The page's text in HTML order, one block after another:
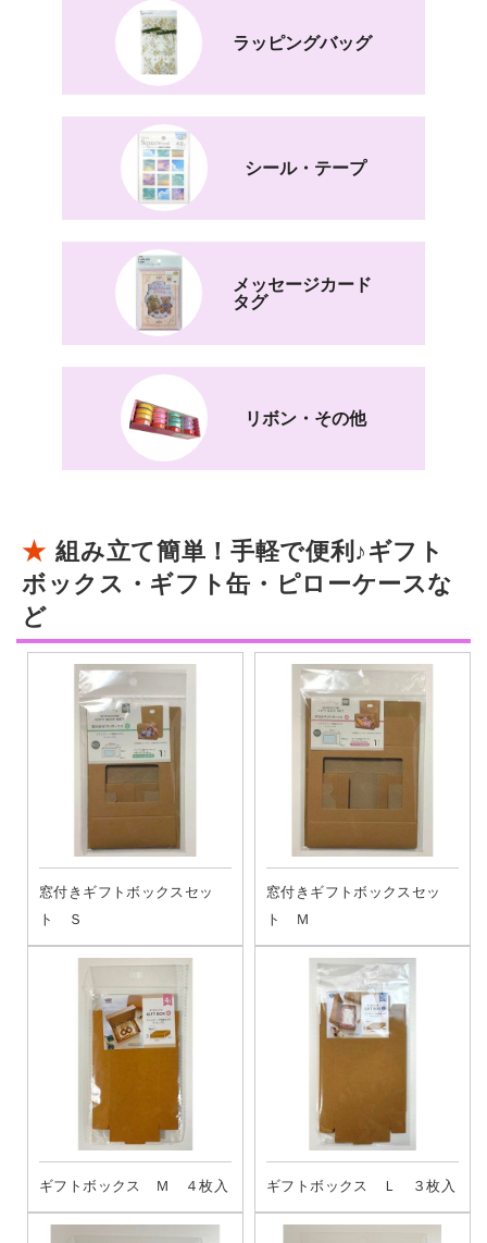
ラッピングバッグ
シール・テープ
メッセージカード
タグ
リボン・その他
組み立て簡単！手軽で便利♪ギフト
ボックス・ギフト缶・ピローケースな
ど
窓付きギフトボックスセッ
ト Ｓ
窓付きギフトボックスセッ
ト Ｍ
ギフトボックス Ｍ ４枚入 ギフトボックス Ｌ ３枚入